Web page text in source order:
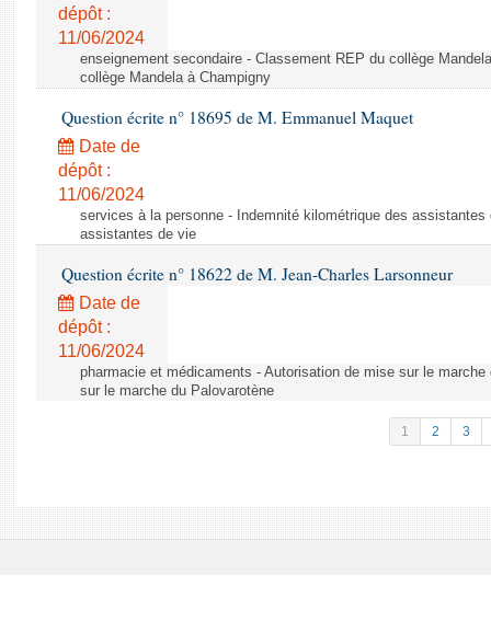
dépôt :
11/06/2024
enseignement secondaire - Classement REP du collège
collège Mandela à Champigny
Question écrite n° 18695 de M. Emmanuel Maquet
Date de
dépôt :
11/06/2024
services à la personne - Indemnité kilométrique des
assistantes de vie
Question écrite n° 18622 de M. Jean-Charles Larsonneur
Date de
dépôt :
11/06/2024
pharmacie et médicaments - Autorisation de mise sur le
sur le marche du Palovarotène
1 2 3